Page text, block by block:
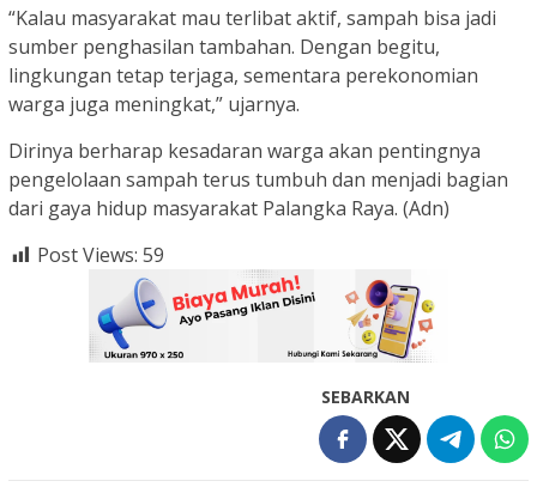
“Kalau masyarakat mau terlibat aktif, sampah bisa jadi
sumber penghasilan tambahan. Dengan begitu,
lingkungan tetap terjaga, sementara perekonomian
warga juga meningkat,” ujarnya.
Dirinya berharap kesadaran warga akan pentingnya
pengelolaan sampah terus tumbuh dan menjadi bagian
dari gaya hidup masyarakat Palangka Raya. (Adn)
Post Views: 59
SEBARKAN